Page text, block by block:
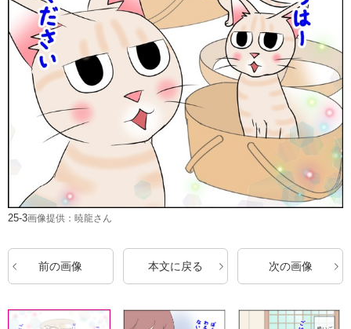
25-3画像提供：暁龍さん
前の画像 本文に戻る 次の画像